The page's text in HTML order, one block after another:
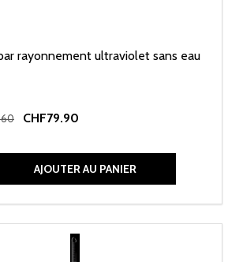
rayonnement ultraviolet sans eau
CHF79.90
QUANTITÉ DE UNDEFINED
LA QUANTITÉ DE UNDEFINED
AJOUTER AU PANIER